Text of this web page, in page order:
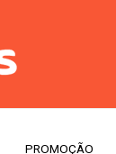
PROMOÇÃO